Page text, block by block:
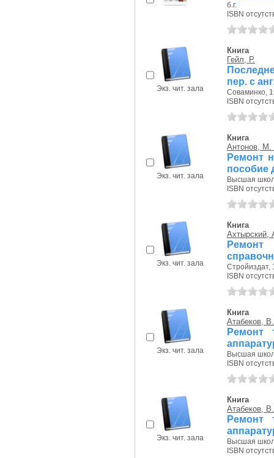
б.г.
ISBN
Экз. чит. зала
Книга
Гейл, Р.
пер. с
Соваминко,
ISBN
Экз. чит. зала
Книга
Антонов, М.
Ремонт
пособие
Высшая
ISBN
Экз. чит. зала
Книга
Ахтырский,
Ремонт
Стройиздат,
ISBN
Экз. чит. зала
Книга
Атабеков,
Ремонт
Высшая
ISBN
Экз. чит. зала
Книга
Атабеков,
Ремонт
Высшая
ISBN